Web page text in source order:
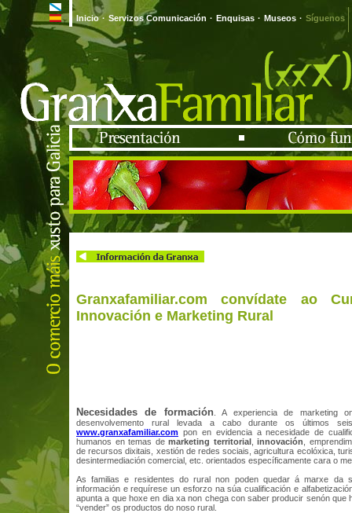
Inicio · Servizos Comunicación · Enquisas · Museos · Síguenos
Granxafamiliar.com convídate ao
Innovación e Marketing Rural
Necesidades de formación. A experiencia de marketing
desenvolvemento rural levada a cabo durante os últimos
www.granxafamiliar.com pon en evidencia a necesidade de
humanos en temas de marketing territorial, innovación ,
de recursos dixitais, xestión de redes sociais, agricultura ecolóxica,
desintermediación comercial, etc. orientados específicamente cara o
As familias e residentes do rural non poden quedar á marxe da
información e requírese un esforzo na súa cualificación e
apunta a que hoxe en dia xa non chega con saber producir senón que
“vender” os productos do noso rural.